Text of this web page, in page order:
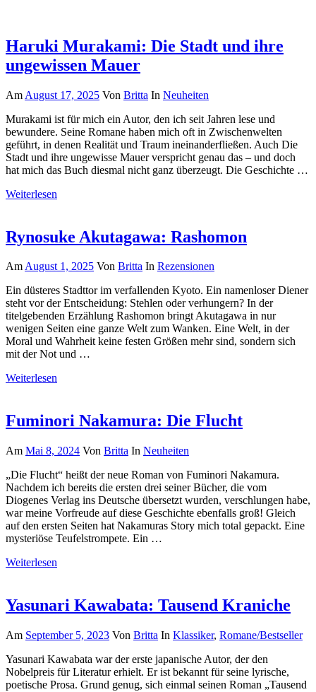
Haruki Murakami: Die Stadt und ihre
ungewissen Mauer
Am August 17, 2025 Von Britta In Neuheiten
Murakami ist für mich ein Autor, den ich seit Jahren lese und
bewundere. Seine Romane haben mich oft in Zwischenwelten
geführt, in denen Realität und Traum ineinanderfließen. Auch Die
Stadt und ihre ungewisse Mauer verspricht genau das – und doch
hat mich das Buch diesmal nicht ganz überzeugt. Die Geschichte …
Weiterlesen
Rynosuke Akutagawa: Rashomon
AmAugust 1, 2025 Von Britta In Rezensionen
Ein düsteres Stadttor im verfallenden Kyoto. Ein namenloser Diener
steht vor der Entscheidung: Stehlen oder verhungern? In der
titelgebenden Erzählung Rashomon bringt Akutagawa in nur
wenigen Seiten eine ganze Welt zum Wanken. Eine Welt, in der
Moral und Wahrheit keine festen Größen mehr sind, sondern sich
mit der Not und …
Weiterlesen
Fuminori Nakamura: Die Flucht
Am Mai 8, 2024 Von Britta In Neuheiten
„Die Flucht“ heißt der neue Roman von Fuminori Nakamura.
Nachdem ich bereits die ersten drei seiner Bücher, die vom
Diogenes Verlag ins Deutsche übersetzt wurden, verschlungen habe,
war meine Vorfreude auf diese Geschichte ebenfalls groß! Gleich
auf den ersten Seiten hat Nakamuras Story mich total gepackt. Eine
mysteriöse Teufelstrompete. Ein …
Weiterlesen
Yasunari Kawabata: Tausend Kraniche
Am September 5, 2023 Von Britta In Klassiker, Romane/Bestseller
Yasunari Kawabata war der erste japanische Autor, der den
Nobelpreis für Literatur erhielt. Er ist bekannt für seine lyrische,
poetische Prosa. Grund genug, sich einmal seinen Roman „Tausend